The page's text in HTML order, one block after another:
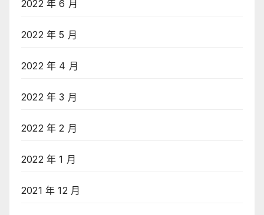
2022 年 6 月
2022 年 5 月
2022 年 4 月
2022 年 3 月
2022 年 2 月
2022 年 1 月
2021 年 12 月